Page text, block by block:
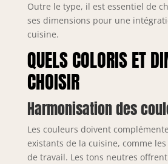
Outre le type, il est essentiel de
ses dimensions pour une
cuisine.
QUELS COLORIS ET
CHOISIR
Harmonisation des
Les couleurs doivent
existants de la cuisine, comme
de travail. Les tons neutres